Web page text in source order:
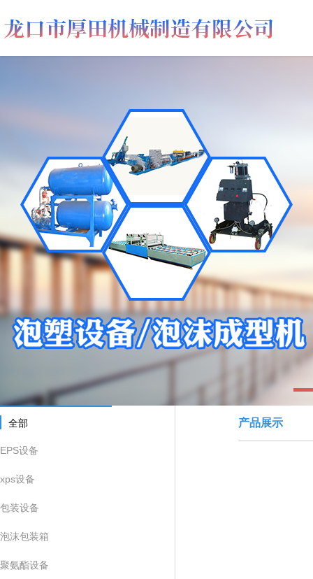
全部
EPS设备
xps设备
包装设备
泡沫包装箱
聚氨酯设备
产品展示